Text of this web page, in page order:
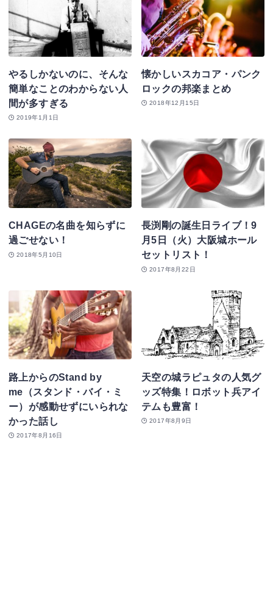
やるしかないのに、そんな
簡単なことのわからない人
間が多すぎる
2019年1月1日
懐かしいスカコア・パンク
ロックの邦楽まとめ
2018年12月15日
CHAGEの名曲を知らずに
過ごせない！
2018年5月10日
長渕剛の誕生日ライブ！9
月5日（火）大阪城ホール
セットリスト！
2017年8月22日
路上からのStand by
me（スタンド・バイ・ミ
ー）が感動せずにいられな
かった話し
2017年8月16日
天空の城ラピュタの人気グ
ッズ特集！ロボット兵アイ
テムも豊富！
2017年8月9日